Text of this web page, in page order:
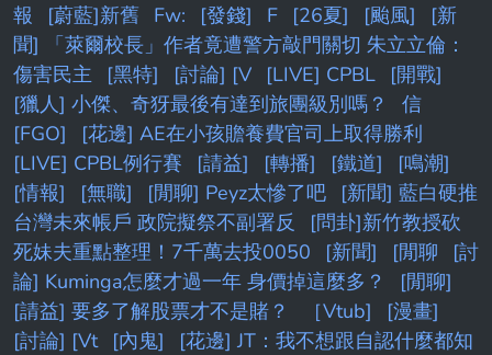
報
[蔚藍]新舊 Fw: [發錢] F [26夏] [颱風]
[新
聞] 「萊爾校長」作者竟遭警方敲門關切 朱立立倫：
傷害民主
[黑特] [討論] [V [LIVE] CPBL
[開戰]
[獵人] 小傑、奇犽最後有達到旅團級別嗎？
信
[FGO]
[花邊] AE在小孩贍養費官司上取得勝利
[LIVE] CPBL例行賽
[請益] [轉播] [鐵道]
[鳴潮]
[情報]
[無職] [閒聊] Peyz太慘了吧
[新聞] 藍白硬推
台灣未來帳戶 政院擬祭不副署反
[問卦]新竹教授砍
死妹夫重點整理！7千萬去投0050
[新聞] [閒聊
[討
論] Kuminga怎麼才過一年 身價掉這麼多？
[閒聊]
[請益] 要多了解股票才不是賭？
［Vtub]
[漫畫]
[討論] [Vt
[內鬼]
[花邊] JT：我不想跟自認什麼都知